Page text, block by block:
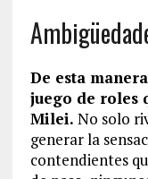
De esta
juego de roles
Milei. No solo
generar la
contendientes